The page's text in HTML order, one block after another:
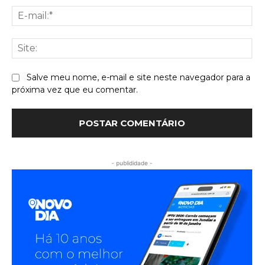
Salve meu nome, e-mail e site neste navegador para a
próxima vez que eu comentar.
- publididade -